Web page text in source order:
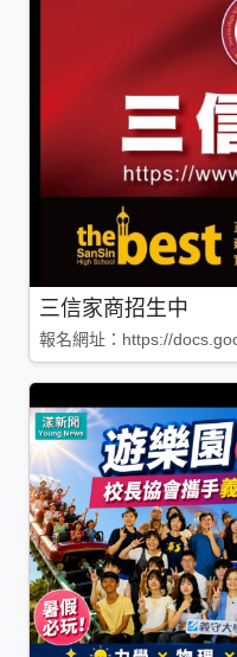
三信家商招生中
報名網址：https://